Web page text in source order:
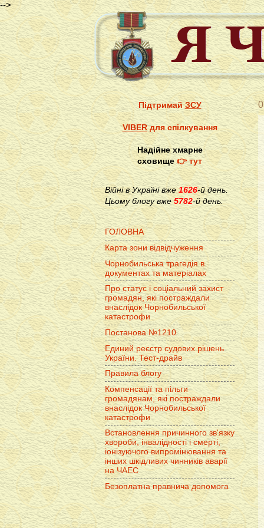
-->
ПідтримайЗСУ
VIBERдля спілкування
Надійне хмарне
сховище👉 тут
Війні в Україні вже1626-й день.
Цьому блогу вже 5782-й день.
ГОЛОВНА
Карта зони відвідчуження
Чорнобильська трагедія в
документах та матеріалах
Про статус і соціальний захист
громадян, які постраждали
внаслідок Чорнобильської
катастрофи
Постанова №1210
Единий реєстр судових рішень
України. Тест-драйв
Правила блогу
Компенсації та пільги
громадянам, які постраждали
внаслідок Чорнобильської
катастрофи
Встановлення причинного зв'язку
хвороби, інвалідності і смерті,
іонізуючого випромінювання та
інших шкідливих чинників аварії
на ЧАЕС
Безоплатна правнича допомога